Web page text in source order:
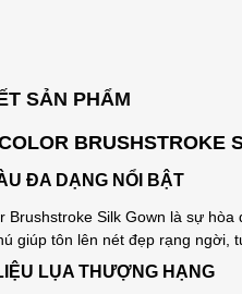
SẢN PHẨM
BRUSHSTROKE
ĐA DẠNG NỔI BẬT
Brushstroke Silk Gown là sự
giúp tôn lên nét đẹp rạng ngời,
LỤA THƯỢNG HẠNG